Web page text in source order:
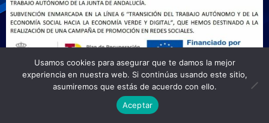
¿Necesitas ayuda?
Usamos cookies para asegurar que te damos la mejor
experiencia en nuestra web. Si continúas usando este sitio,
asumiremos que estás de acuerdo con ello.
Aceptar